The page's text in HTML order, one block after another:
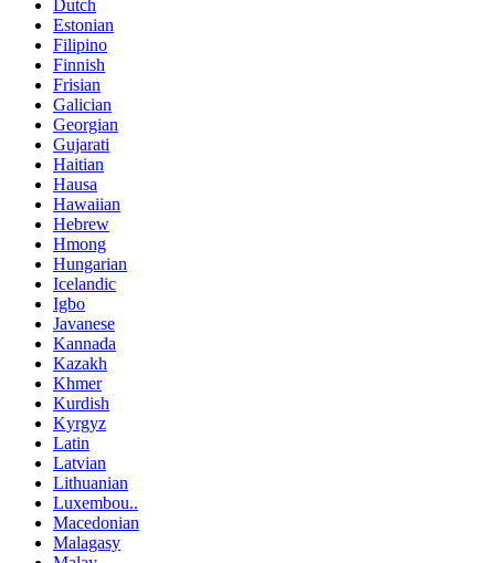
Dutch
Estonian
Filipino
Finnish
Frisian
Galician
Georgian
Gujarati
Haitian
Hausa
Hawaiian
Hebrew
Hmong
Hungarian
Icelandic
Igbo
Javanese
Kannada
Kazakh
Khmer
Kurdish
Kyrgyz
Latin
Latvian
Lithuanian
Luxembou..
Macedonian
Malagasy